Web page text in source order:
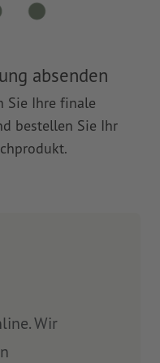
absenden
Sie Ihre finale
bestellen Sie Ihr
Wir